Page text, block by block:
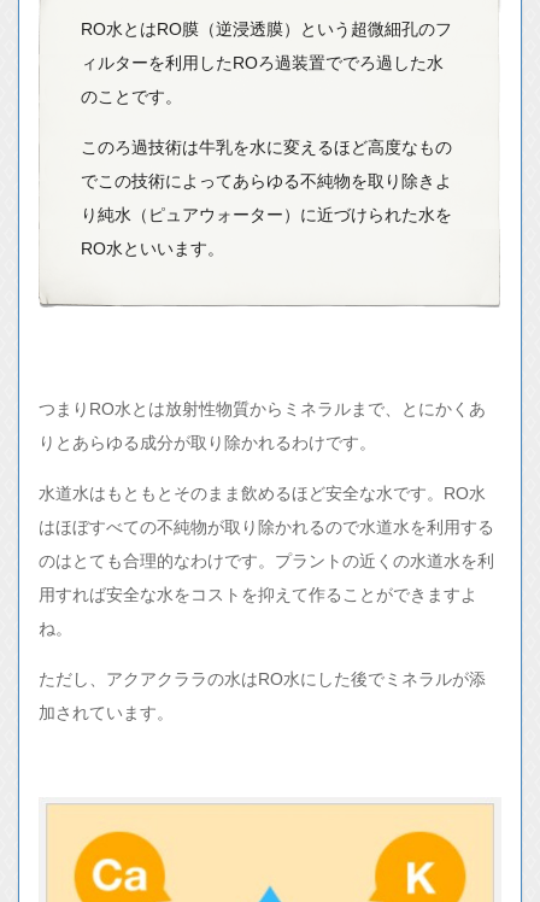
RO水とはRO膜（逆浸透膜）という超微細孔のフ
ィルターを利用したROろ過装置ででろ過した水
のことです。
このろ過技術は牛乳を水に変えるほど高度なもの
でこの技術によってあらゆる不純物を取り除きよ
り純水（ピュアウォーター）に近づけられた水を
RO水といいます。
つまりRO水とは放射性物質からミネラルまで、とにかくあ
りとあらゆる成分が取り除かれるわけです。
水道水はもともとそのまま飲めるほど安全な水です。RO水
はほぼすべての不純物が取り除かれるので水道水を利用する
のはとても合理的なわけです。プラントの近くの水道水を利
用すれば安全な水をコストを抑えて作ることができますよ
ね。
ただし、アクアクララの水はRO水にした後でミネラルが添
加されています。